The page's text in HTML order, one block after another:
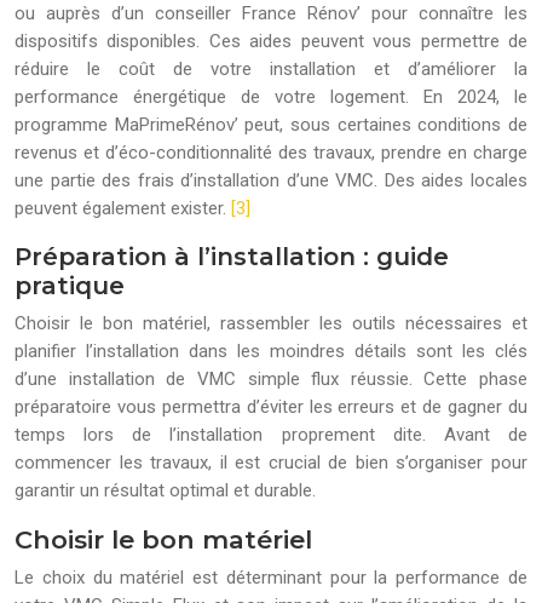
ou auprès d’un conseiller France Rénov’ pour connaître les
dispositifs disponibles. Ces aides peuvent vous permettre de
réduire le coût de votre installation et d’améliorer la
performance énergétique de votre logement. En 2024, le
programme MaPrimeRénov’ peut, sous certaines conditions de
revenus et d’éco-conditionnalité des travaux, prendre en charge
une partie des frais d’installation d’une VMC. Des aides locales
peuvent également exister. [3]
Préparation à l’installation : guide
pratique
Choisir le bon matériel, rassembler les outils nécessaires et
planifier l’installation dans les moindres détails sont les clés
d’une installation de VMC simple flux réussie. Cette phase
préparatoire vous permettra d’éviter les erreurs et de gagner du
temps lors de l’installation proprement dite. Avant de
commencer les travaux, il est crucial de bien s’organiser pour
garantir un résultat optimal et durable.
Choisir le bon matériel
Le choix du matériel est déterminant pour la performance de